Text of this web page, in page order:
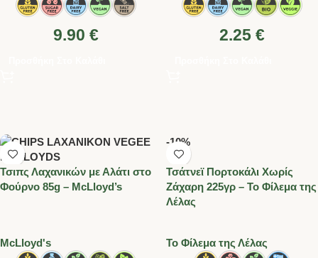
9.90 € 2.25 €
Τσιπς Λαχανικών με Αλάτι στο
Φούρνο 85g – McLloyd’s
McLloyd's
-10%
Τσάτνεϊ Πορτοκάλι Χωρίς
Ζάχαρη 225γρ – Το Φίλεμα της
Λέλας
Το Φίλεμα της Λέλας